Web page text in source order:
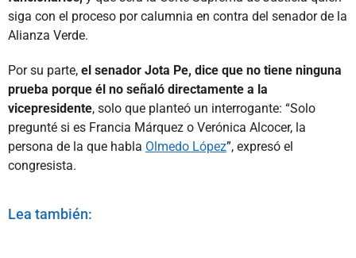
siga con el proceso por calumnia en contra del senador de la
Alianza Verde.
Por su parte, el senador Jota Pe, dice que no tiene ninguna
prueba porque él no señaló directamente a la
vicepresidente, solo que planteó un interrogante: “Solo
pregunté si es Francia Márquez o Verónica Alcocer, la
persona de la que habla Olmedo López”, expresó el
congresista.
Lea también: